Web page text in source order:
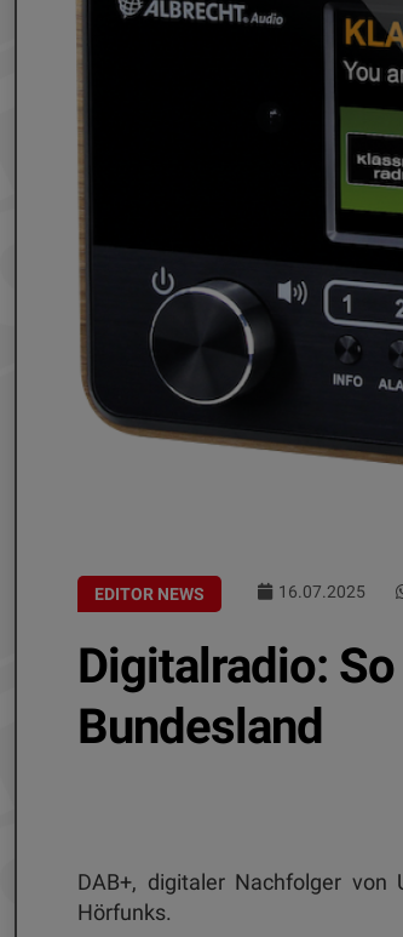
EDITOR NEWS 16.07.2025
Digitalradio:
Bundesland
DAB+, digitaler Nachfolger
Hörfunks.